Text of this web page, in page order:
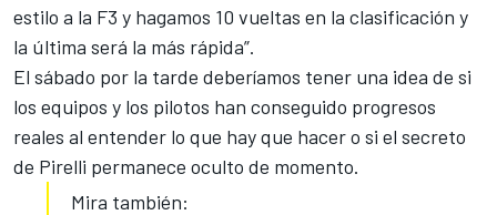
estilo a la F3 y hagamos 10 vueltas en la clasificación y
la última será la más rápida”.
El sábado por la tarde deberíamos tener una idea de si
los equipos y los pilotos han conseguido progresos
reales al entender lo que hay que hacer o si el secreto
de Pirelli permanece oculto de momento.
Mira también: